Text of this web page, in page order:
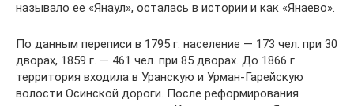
называло ее «Янаул», осталась в истории и как «Янаево».
По данным переписи в 1795 г. население — 173 чел. при 30
дворах, 1859 г. — 461 чел. при 85 дворах. До 1866 г.
территория входила в Уранскую и Урман-Гарейскую
волости Осинской дороги. После реформирования